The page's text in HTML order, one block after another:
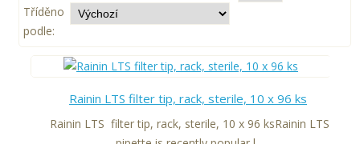
Tříděno
podle:
Rainin LTS filter tip, rack, sterile, 10 x 96 ks
Rainin LTS filter tip, rack, sterile, 10 x 96 ksRainin LTS